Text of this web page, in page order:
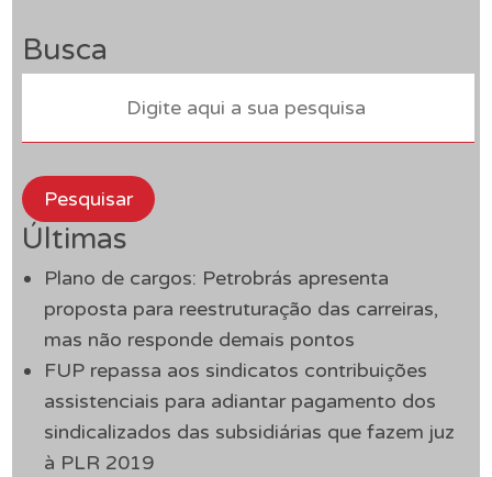
Busca
Pesquisar
Últimas
Plano de cargos: Petrobrás apresenta
proposta para reestruturação das carreiras,
mas não responde demais pontos
FUP repassa aos sindicatos contribuições
assistenciais para adiantar pagamento dos
sindicalizados das subsidiárias que fazem juz
à PLR 2019